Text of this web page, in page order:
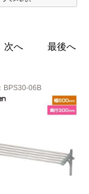
次へ 最後へ
：BPS30-06B